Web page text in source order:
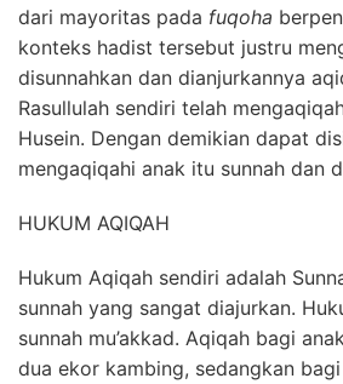
dari mayoritas pada fuqoha
konteks hadist tersebut justru
disunnahkan dan dianjurkannya
Rasullulah sendiri telah
Husein. Dengan demikian dapat
mengaqiqahi anak itu sunnah dan
HUKUM AQIQAH
Hukum Aqiqah sendiri adalah
sunnah yang sangat diajurkan.
sunnah mu’akkad. Aqiqah bagi
dua ekor kambing, sedangkan